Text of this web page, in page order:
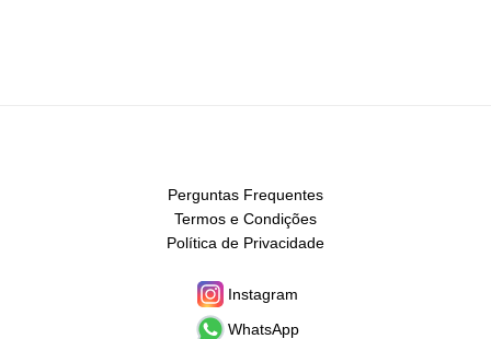
Perguntas Frequentes
Termos e Condições
Política de Privacidade
Instagram
WhatsApp